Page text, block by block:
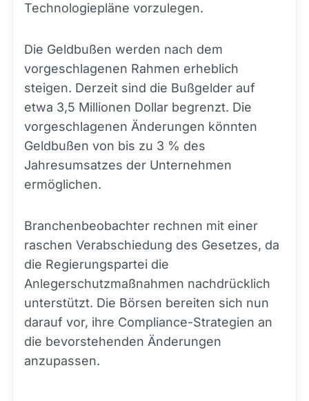
Technologiepläne vorzulegen.
Die Geldbußen werden nach dem
vorgeschlagenen Rahmen erheblich
steigen. Derzeit sind die Bußgelder auf
etwa 3,5 Millionen Dollar begrenzt. Die
vorgeschlagenen Änderungen könnten
Geldbußen von bis zu 3 % des
Jahresumsatzes der Unternehmen
ermöglichen.
Branchenbeobachter rechnen mit einer
raschen Verabschiedung des Gesetzes, da
die Regierungspartei die
Anlegerschutzmaßnahmen nachdrücklich
unterstützt. Die Börsen bereiten sich nun
darauf vor, ihre Compliance-Strategien an
die bevorstehenden Änderungen
anzupassen.